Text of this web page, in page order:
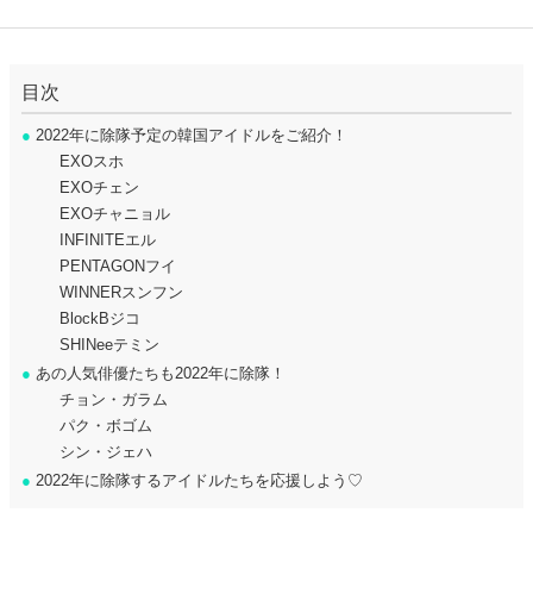
目次
● 2022年に除隊予定の韓国アイドルをご紹介！
EXOスホ
EXOチェン
EXOチャニョル
INFINITEエル
PENTAGONフイ
WINNERスンフン
BlockBジコ
SHINeeテミン
● あの人気俳優たちも2022年に除隊！
チョン・ガラム
パク・ボゴム
シン・ジェハ
● 2022年に除隊するアイドルたちを応援しよう♡